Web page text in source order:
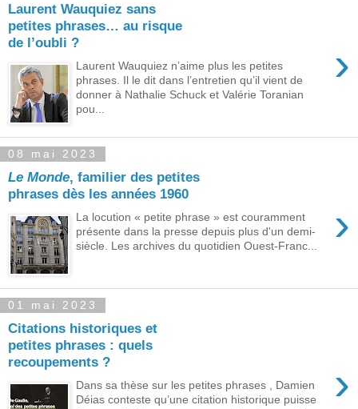
Laurent Wauquiez sans
petites phrases… au risque
de l’oubli ?
›
Laurent Wauquiez n’aime plus les petites
phrases. Il le dit dans l’entretien qu’il vient de
donner à Nathalie Schuck et Valérie Toranian
pou...
08 mai 2023
Le Monde, familier des petites
phrases dès les années 1960
›
La locution « petite phrase » est couramment
présente dans la presse depuis plus d'un demi-
siècle. Les archives du quotidien Ouest-Franc...
01 mai 2023
Citations historiques et
petites phrases : quels
recoupements ?
›
Dans sa thèse sur les petites phrases , Damien
Déias conteste qu’une citation historique puisse